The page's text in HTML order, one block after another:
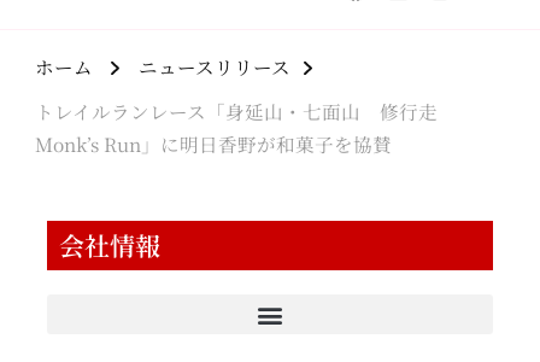
ホーム
ニュースリリース
トレイルランレース「身延山・七面山 修行走
Monk’s Run」に明日香野が和菓子を協賛
会社情報